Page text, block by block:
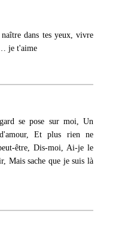
dans tes yeux, vivre
je t'aime
se pose sur moi, Un
Et plus rien ne
être, Dis-moi, Ai-je le
Mais sache que je suis là